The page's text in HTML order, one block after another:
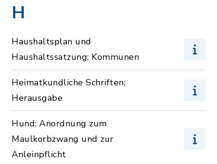
H
Haushaltsplan und
Haushaltssatzung; Kommunen
Heimatkundliche Schriften;
Herausgabe
Hund; Anordnung zum
Maulkorbzwang und zur
Anleinpflicht